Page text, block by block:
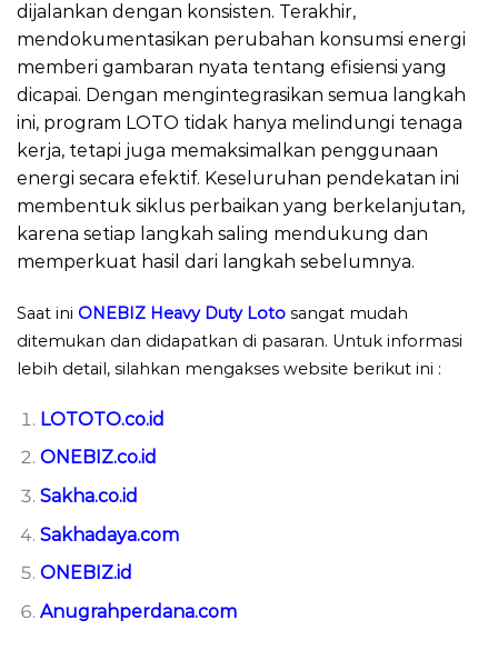
dijalankan dengan konsisten. Terakhir,
mendokumentasikan perubahan konsumsi energi
memberi gambaran nyata tentang efisiensi yang
dicapai. Dengan mengintegrasikan semua langkah
ini, program LOTO tidak hanya melindungi tenaga
kerja, tetapi juga memaksimalkan penggunaan
energi secara efektif. Keseluruhan pendekatan ini
membentuk siklus perbaikan yang berkelanjutan,
karena setiap langkah saling mendukung dan
memperkuat hasil dari langkah sebelumnya.
Saat ini ONEBIZ Heavy Duty Loto sangat mudah
ditemukan dan didapatkan di pasaran. Untuk informasi
lebih detail, silahkan mengakses website berikut ini :
LOTOTO.co.id
ONEBIZ.co.id
Sakha.co.id
Sakhadaya.com
ONEBIZ.id
Anugrahperdana.com